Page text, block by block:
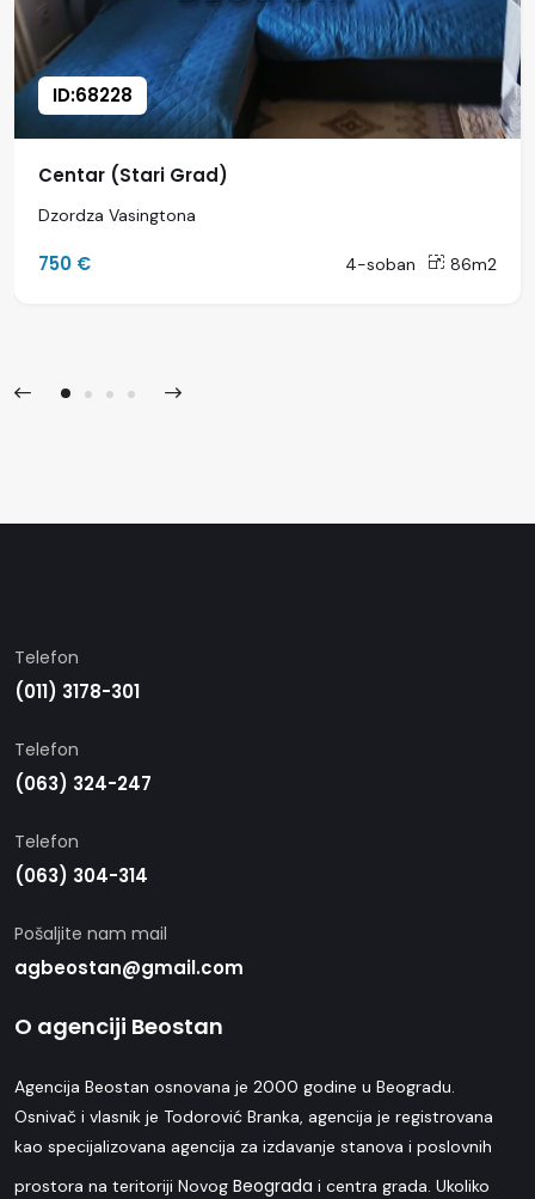
ID:68228
Centar (Stari Grad)
Dzordza Vasingtona
750 € 4-soban 86m2
Telefon
(011) 3178-301
Telefon
(063) 324-247
Telefon
(063) 304-314
Pošaljite nam mail
agbeostan@gmail.com
O agenciji Beostan
Agencija Beostan osnovana je 2000 godine u Beogradu.
Osnivač i vlasnik je Todorović Branka, agencija je registrovana
kao specijalizovana agencija za izdavanje stanova i poslovnih
prostora na teritoriji Novog Beograda i centra grada. Ukoliko